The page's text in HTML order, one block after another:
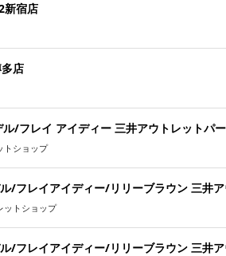
新宿店
店
/フレイ アイディー 三井アウトレットパ
トショップ
/フレイアイディー/リリーブラウン 三井
ットショップ
/フレイアイディー/リリーブラウン 三井